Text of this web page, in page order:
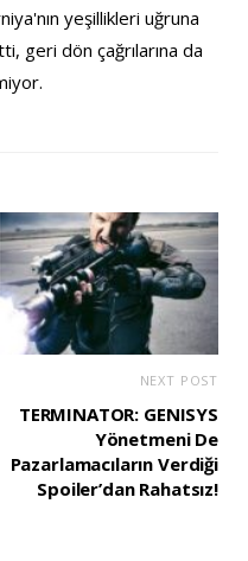
yeşillikleri uğruna
geri dön çağrılarına da
NEXT POST
TERMINATOR: GENISYS
Yönetmeni De
Pazarlamacıların Verdiği
Spoiler’dan Rahatsız!